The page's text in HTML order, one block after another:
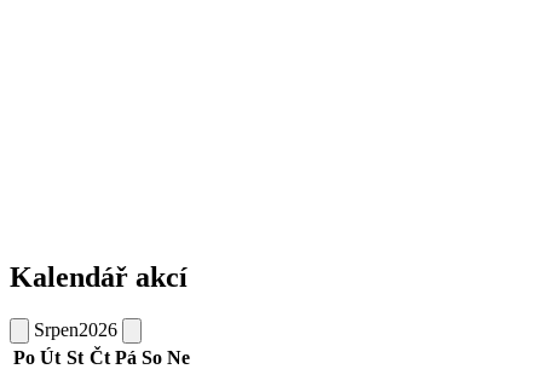
Kalendář akcí
Srpen2026
Po Út St Čt Pá So Ne